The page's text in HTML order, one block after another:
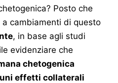
Posto che
a cambiamenti di questo
, in base agli studi
evidenziare che
chetogenica
effetti collaterali